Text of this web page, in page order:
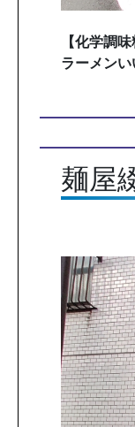
【化学調
ラーメン
麺屋